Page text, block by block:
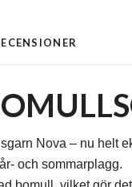
Nova – nu helt
och sommarplagg.